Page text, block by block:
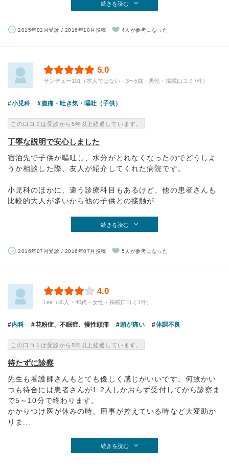
続きを読む
2015年02月受診 / 2016年10月投稿 4人が参考になった
5.0
サンデュー101（本人ではない・3〜5歳・男性・掲載口コミ7件）
小児科 腹痛・吐き気・嘔吐（子供）
この口コミは受診から5年以上経過しています。
丁寧な説明で安心しました
宿泊先で子供が嘔吐し、水分がとれなくなったのでどうしよ
うか相談した際、友人が紹介してくれた病院です。
小児科のほかに、違う診療科目もあるけど、他の患者さんも
比較的大人が多いから他の子供との接触が...
続きを読む
2016年07月受診 / 2016年07月投稿 5人が参考になった
4.0
Lee（本人・40代・女性・掲載口コミ1件）
内科 花粉症、不眠症、慢性頭痛 頭が痛い 体調不良
この口コミは受診から5年以上経過しています。
待たずに診察
先生も看護師さんもとても優しく感じがいいです。何故かい
つも待合には患者さんが1.2人しかおらず受付してから診察ま
で5～10分で終わります。
かかりつけ医が休みの時、用事が控えている時など大変助か
りま...
続きを読む